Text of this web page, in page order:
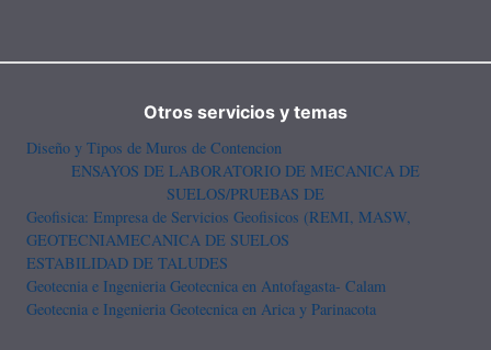
Otros servicios y temas
Diseño y Tipos de Muros de Contencion
ENSAYOS DE LABORATORIO DE MECANICA DE
SUELOS/PRUEBAS DE
Geofisica: Empresa de Servicios Geofisicos (REMI, MASW,
GEOTECNIAMECANICA DE SUELOS
ESTABILIDAD DE TALUDES
Geotecnia e Ingenieria Geotecnica en Antofagasta- Calam
Geotecnia e Ingenieria Geotecnica en Arica y Parinacota